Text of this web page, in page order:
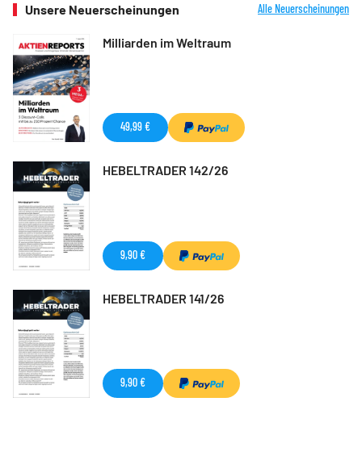
Unsere Neuerscheinungen Alle Neuerscheinungen
Milliarden im Weltraum
49,99 €
HEBELTRADER 142/26
9,90 €
HEBELTRADER 141/26
9,90 €